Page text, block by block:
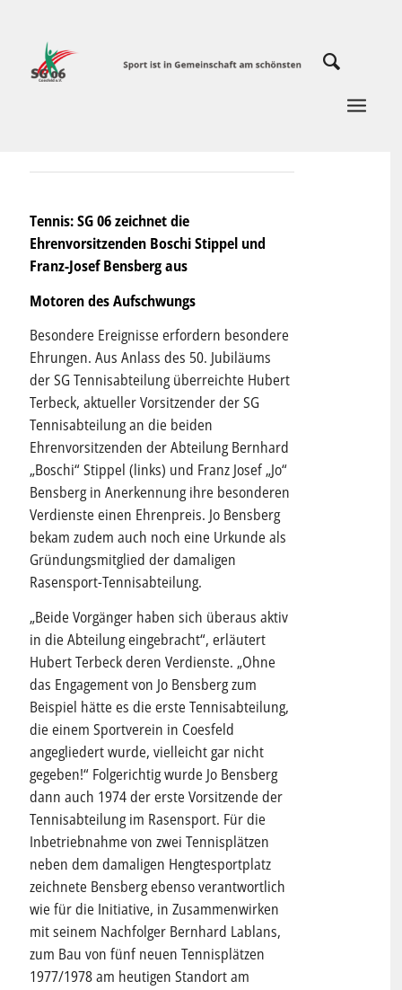
Tennis: SG 06 zeichnet die
Ehrenvorsitzenden Boschi Stippel und
Franz-Josef Bensberg aus
Motoren des Aufschwungs
Besondere Ereignisse erfordern besondere
Ehrungen. Aus Anlass des 50. Jubiläums
der SG Tennisabteilung überreichte Hubert
Terbeck, aktueller Vorsitzender der SG
Tennisabteilung an die beiden
Ehrenvorsitzenden der Abteilung Bernhard
„Boschi“ Stippel (links) und Franz Josef „Jo“
Bensberg in Anerkennung ihre besonderen
Verdienste einen Ehrenpreis. Jo Bensberg
bekam zudem auch noch eine Urkunde als
Gründungsmitglied der damaligen
Rasensport-Tennisabteilung.
„Beide Vorgänger haben sich überaus aktiv
in die Abteilung eingebracht“, erläutert
Hubert Terbeck deren Verdienste. „Ohne
das Engagement von Jo Bensberg zum
Beispiel hätte es die erste Tennisabteilung,
die einem Sportverein in Coesfeld
angegliedert wurde, vielleicht gar nicht
gegeben!“ Folgerichtig wurde Jo Bensberg
dann auch 1974 der erste Vorsitzende der
Tennisabteilung im Rasensport. Für die
Inbetriebnahme von zwei Tennisplätzen
neben dem damaligen Hengtesportplatz
zeichnete Bensberg ebenso verantwortlich
wie für die Initiative, in Zusammenwirken
mit seinem Nachfolger Bernhard Lablans,
zum Bau von fünf neuen Tennisplätzen
1977/1978 am heutigen Standort am